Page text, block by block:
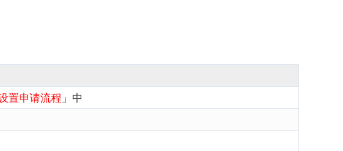
置申请流程 」中